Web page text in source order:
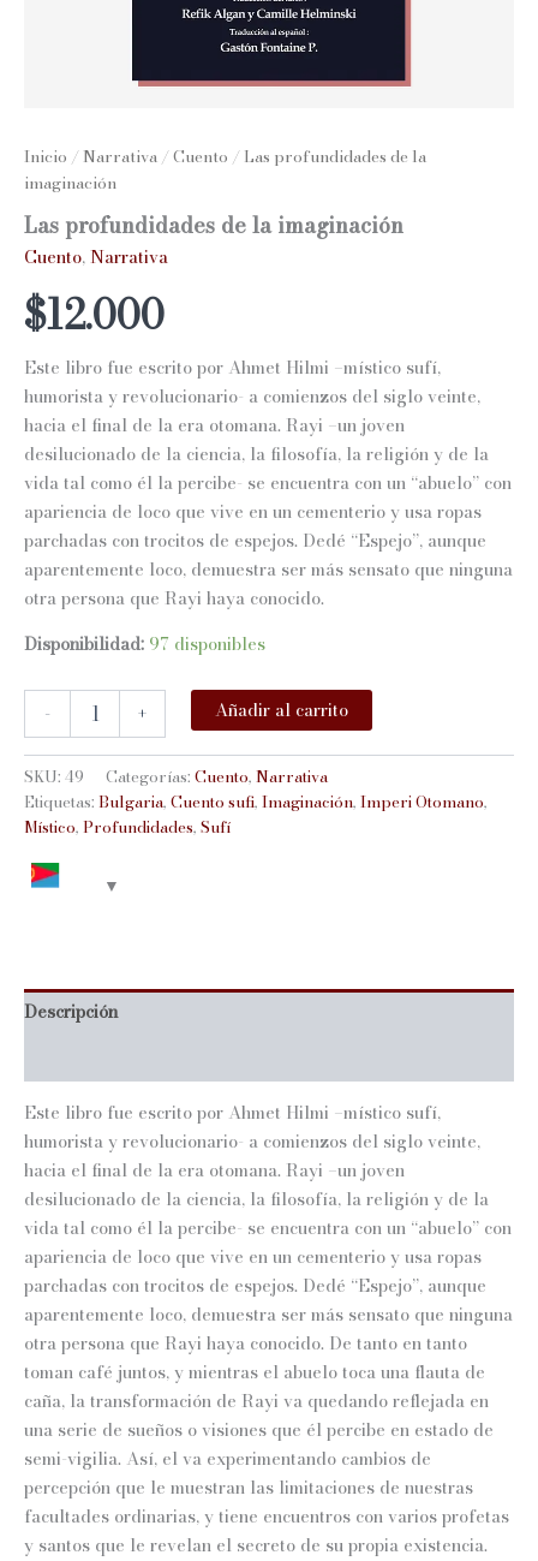
Inicio / Narrativa /Cuento / Las profundidades de la
imaginación
Las profundidades de la imaginación
Cuento,Narrativa
$12.000
Este libro fue escrito por Ahmet Hilmi –místico sufí,
humorista y revolucionario- a comienzos del siglo veinte,
hacia el final de la era otomana. Rayi –un joven
desilucionado de la ciencia, la filosofía, la religión y de la
vida tal como él la percibe- se encuentra con un “abuelo” con
apariencia de loco que vive en un cementerio y usa ropas
parchadas con trocitos de espejos. Dedé “Espejo”, aunque
aparentemente loco, demuestra ser más sensato que ninguna
otra persona que Rayi haya conocido.
Disponibilidad: 97 disponibles
-
profundidades
de
la
imaginación
cantidad
+ Añadir al carrito
SKU: 49 Categorías: Cuento, Narrativa
Etiquetas: Bulgaria, Cuento sufi, Imaginación, Imperi Otomano,
Místico, Profundidades, Sufí
Descripción
Este libro fue escrito por Ahmet Hilmi –místico sufí,
humorista y revolucionario- a comienzos del siglo veinte,
hacia el final de la era otomana. Rayi –un joven
desilucionado de la ciencia, la filosofía, la religión y de la
vida tal como él la percibe- se encuentra con un “abuelo” con
apariencia de loco que vive en un cementerio y usa ropas
parchadas con trocitos de espejos. Dedé “Espejo”, aunque
aparentemente loco, demuestra ser más sensato que ninguna
otra persona que Rayi haya conocido. De tanto en tanto
toman café juntos, y mientras el abuelo toca una flauta de
caña, la transformación de Rayi va quedando reflejada en
una serie de sueños o visiones que él percibe en estado de
semi-vigilia. Así, el va experimentando cambios de
percepción que le muestran las limitaciones de nuestras
facultades ordinarias, y tiene encuentros con varios profetas
y santos que le revelan el secreto de su propia existencia.